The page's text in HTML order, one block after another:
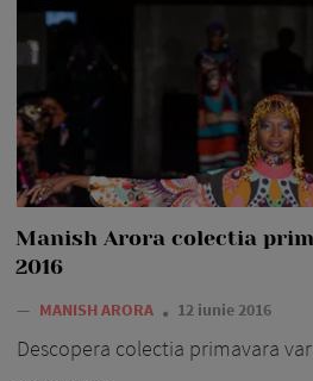
Manish Arora colectia
2016
— MANISH ARORA 12 iunie 2016
Descopera colectia primavara